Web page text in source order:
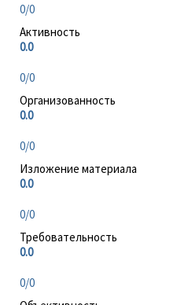
0/0
Активность
0.0
0/0
Организованность
0.0
0/0
Изложение материала
0.0
0/0
Требовательность
0.0
0/0